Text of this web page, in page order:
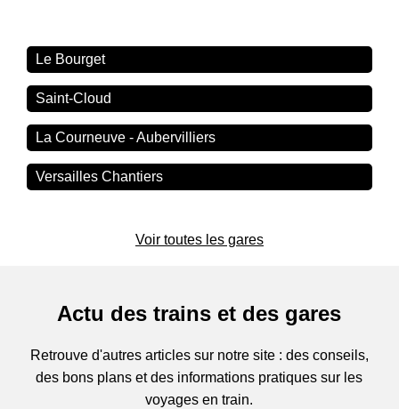
Le Bourget
Saint-Cloud
La Courneuve - Aubervilliers
Versailles Chantiers
Voir toutes les gares
Actu des trains et des gares
Retrouve d'autres articles sur notre site : des conseils,
des bons plans et des informations pratiques sur les
voyages en train.